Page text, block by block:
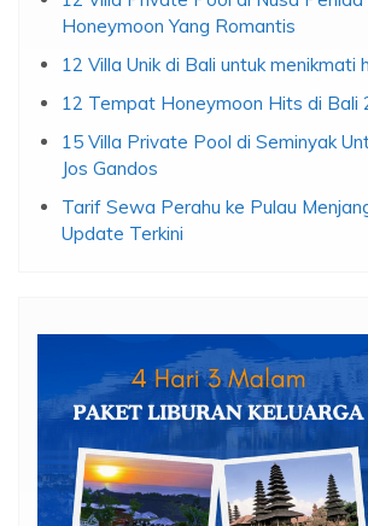
Honeymoon Yang Romantis
12 Villa Unik di Bali untuk menikmati
12 Tempat Honeymoon Hits di Bali
15 Villa Private Pool di Seminyak
Jos Gandos
Tarif Sewa Perahu ke Pulau
Update Terkini